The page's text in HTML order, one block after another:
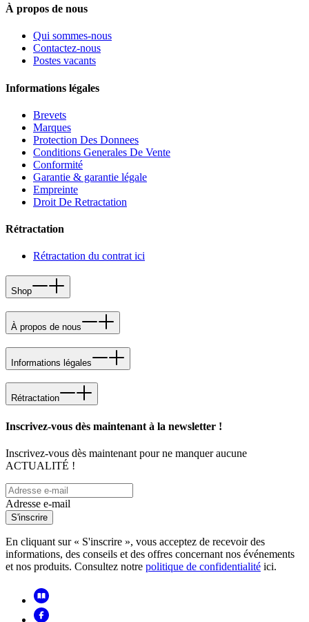
À propos de nous
Qui sommes-nous
Contactez-nous
Postes vacants
Informations légales
Brevets
Marques
Protection Des Donnees
Conditions Generales De Vente
Conformité
Garantie & garantie légale
Empreinte
Droit De Retractation
Rétractation
Rétractation du contrat ici
Shop
À propos de nous
Informations légales
Rétractation
Inscrivez-vous dès maintenant à la newsletter !
Inscrivez-vous dès maintenant pour ne manquer aucune
ACTUALITÉ !
Adresse e-mail
S'inscrire
En cliquant sur « S'inscrire », vous acceptez de recevoir des
informations, des conseils et des offres concernant nos événements
et nos produits. Consultez notre politique de confidentialité ici.